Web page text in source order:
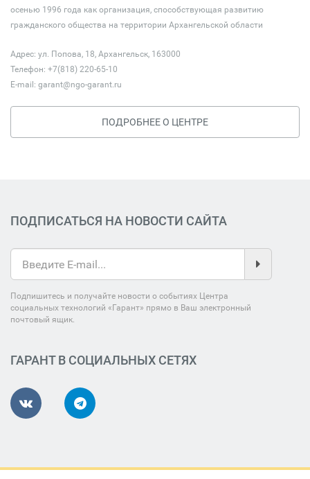
осенью 1996 года как организация, способствующая развитию
гражданского общества на территории Архангельской области
Адрес: ул. Попова, 18, Архангельск, 163000
Телефон: +7(818) 220-65-10
E-mail: garant@ngo-garant.ru
ПОДРОБНЕЕ О ЦЕНТРЕ
ПОДПИСАТЬСЯ НА НОВОСТИ САЙТА
Подпишитесь и получайте новости о событиях Центра
социальных технологий «Гарант» прямо в Ваш электронный
почтовый ящик.
ГАРАНТ В СОЦИАЛЬНЫХ СЕТЯХ